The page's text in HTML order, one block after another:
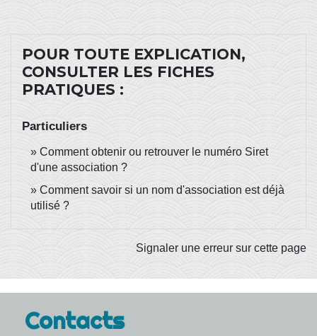
POUR TOUTE EXPLICATION,
CONSULTER LES FICHES
PRATIQUES :
Particuliers
Comment obtenir ou retrouver le numéro Siret
d'une association ?
Comment savoir si un nom d'association est déjà
utilisé ?
Signaler une erreur sur cette page
Contacts